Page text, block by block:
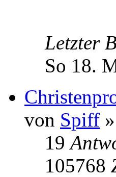
Letzter
So 18.
von Spiff
19
105768